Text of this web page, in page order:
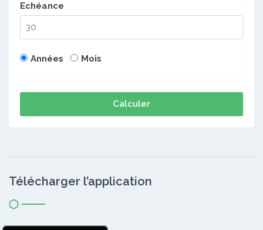
Echéance
Années Mois
Calculer
Télécharger l’application